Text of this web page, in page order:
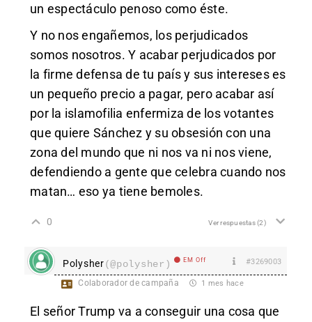
un espectáculo penoso como éste.
Y no nos engañemos, los perjudicados
somos nosotros. Y acabar perjudicados por
la firme defensa de tu país y sus intereses es
un pequeño precio a pagar, pero acabar así
por la islamofilia enfermiza de los votantes
que quiere Sánchez y su obsesión con una
zona del mundo que ni nos va ni nos viene,
defendiendo a gente que celebra cuando nos
matan… eso ya tiene bemoles.
0 Ver respuestas(2)
Polysher(@polysher) EM Off #3269003
Colaborador de campaña 1 mes hace
El señor Trump va a conseguir una cosa que